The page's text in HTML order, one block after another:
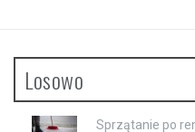
Losowo
Sprzątanie po